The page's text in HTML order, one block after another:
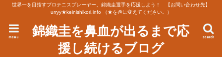
世界一を目指すプロテニスプレーヤー、錦織圭選手を応援しよう！ 【お問い合わせ先】
urryy★keinishikori.info （★を@に変えてください。）
錦織圭を鼻血が出るまで応
援し続けるブログ
search
menu